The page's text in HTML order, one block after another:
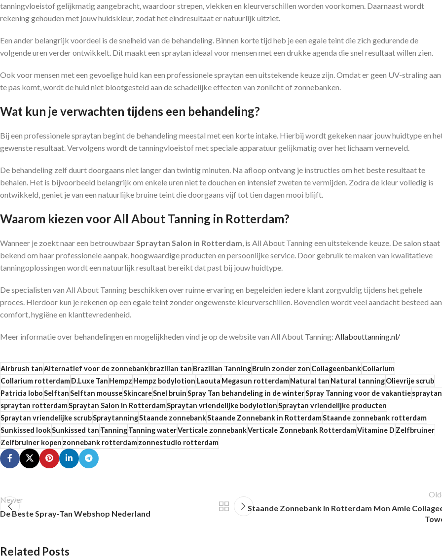
tanningvloeistof gelijkmatig aangebracht, waardoor strepen, vlekken en kleurverschillen worden voorkomen. Daarnaast wordt
rekening gehouden met jouw huidskleur, zodat het eindresultaat er natuurlijk uitziet.
Een ander belangrijk voordeel is de snelheid van de behandeling. Binnen korte tijd heb je een egale teint die zich gedurende de
volgende uren verder ontwikkelt. Dit maakt een spraytan ideaal voor mensen met een drukke agenda die snel resultaat willen zien.
Ook voor mensen met een gevoelige huid kan een professionele spraytan een uitstekende keuze zijn. Omdat er geen UV-straling aan
te pas komt, wordt de huid niet blootgesteld aan de schadelijke effecten van zonlicht of zonnebanken.
Wat kun je verwachten tijdens een behandeling?
Bij een professionele spraytan begint de behandeling meestal met een korte intake. Hierbij wordt gekeken naar jouw huidtype en
gewenste resultaat. Vervolgens wordt de tanningvloeistof met speciale apparatuur gelijkmatig over het lichaam verneveld.
De behandeling zelf duurt doorgaans niet langer dan twintig minuten. Na afloop ontvang je instructies om het beste resultaat te
behalen. Het is bijvoorbeeld belangrijk om enkele uren niet te douchen en intensief zweten te vermijden. Zodra de kleur volledig is
ontwikkeld, geniet je van een natuurlijke bruine teint die doorgaans vijf tot tien dagen mooi blijft.
Waarom kiezen voor All About Tanning in Rotterdam?
Wanneer je zoekt naar een betrouwbaar Spraytan Salon in Rotterdam , is All About Tanning een uitstekende keuze. De salon staat
bekend om haar professionele aanpak, hoogwaardige producten en persoonlijke service. Door gebruik te maken van kwalitatieve
tanningoplossingen wordt een natuurlijk resultaat bereikt dat past bij jouw huidtype.
De specialisten van All About Tanning beschikken over ruime ervaring en begeleiden iedere klant zorgvuldig tijdens het gehele
proces. Hierdoor kun je rekenen op een egale teint zonder ongewenste kleurverschillen. Bovendien wordt veel aandacht besteed aan
comfort, hygiëne en klanttevredenheid.
Meer informatie over behandelingen en mogelijkheden vind je op de website van All About Tanning: Allabouttanning.nl/
Airbrush tanAlternatief voor de zonnebankbrazilian tanBrazilian TanningBruin zonder zonCollageenbankCollarium
Collarium rotterdamD.Luxe TanHempzHempz bodylotionLaoutaMegasun rotterdamNatural tanNatural tanningOlievrije scrub
Patricia loboSelftanSelftan mousseSkincareSnel bruinSpray Tan behandeling in de winterSpray Tanning voor de vakantiespraytan
spraytan rotterdamSpraytan Salon in RotterdamSpraytan vriendelijke bodylotionSpraytan vriendelijke producten
Spraytan vriendelijke scrubSpraytanningStaande zonnebankStaande Zonnebank in RotterdamStaande zonnebank rotterdam
Sunkissed lookSunkissed tanTanningTanning waterVerticale zonnebankVerticale Zonnebank RotterdamVitamine DZelfbruiner
Zelfbruiner kopenzonnebank rotterdamzonnestudio rotterdam
Newer
De Beste Spray-Tan Webshop Nederland
Staande Zonnebank in Rotterdam Mon Amie
Related Posts